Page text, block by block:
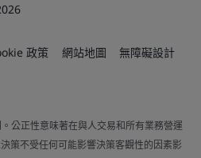
政策 網站地圖 無障礙設計
公正性意味著在與人交易和所有業務營運
策不受任何可能影響決策客觀性的因素影